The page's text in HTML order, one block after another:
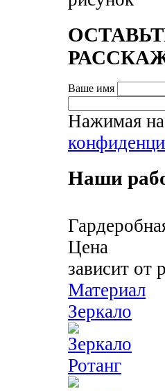
Ваше имя
Нажимая
Наши
Цена
зависит от
Материал
Зеркало
Ротанг